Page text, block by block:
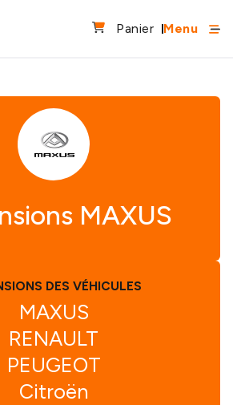
Panier Menu
MAXUS
DES VÉHICULES
MAXUS
RENAULT
PEUGEOT
Citroën